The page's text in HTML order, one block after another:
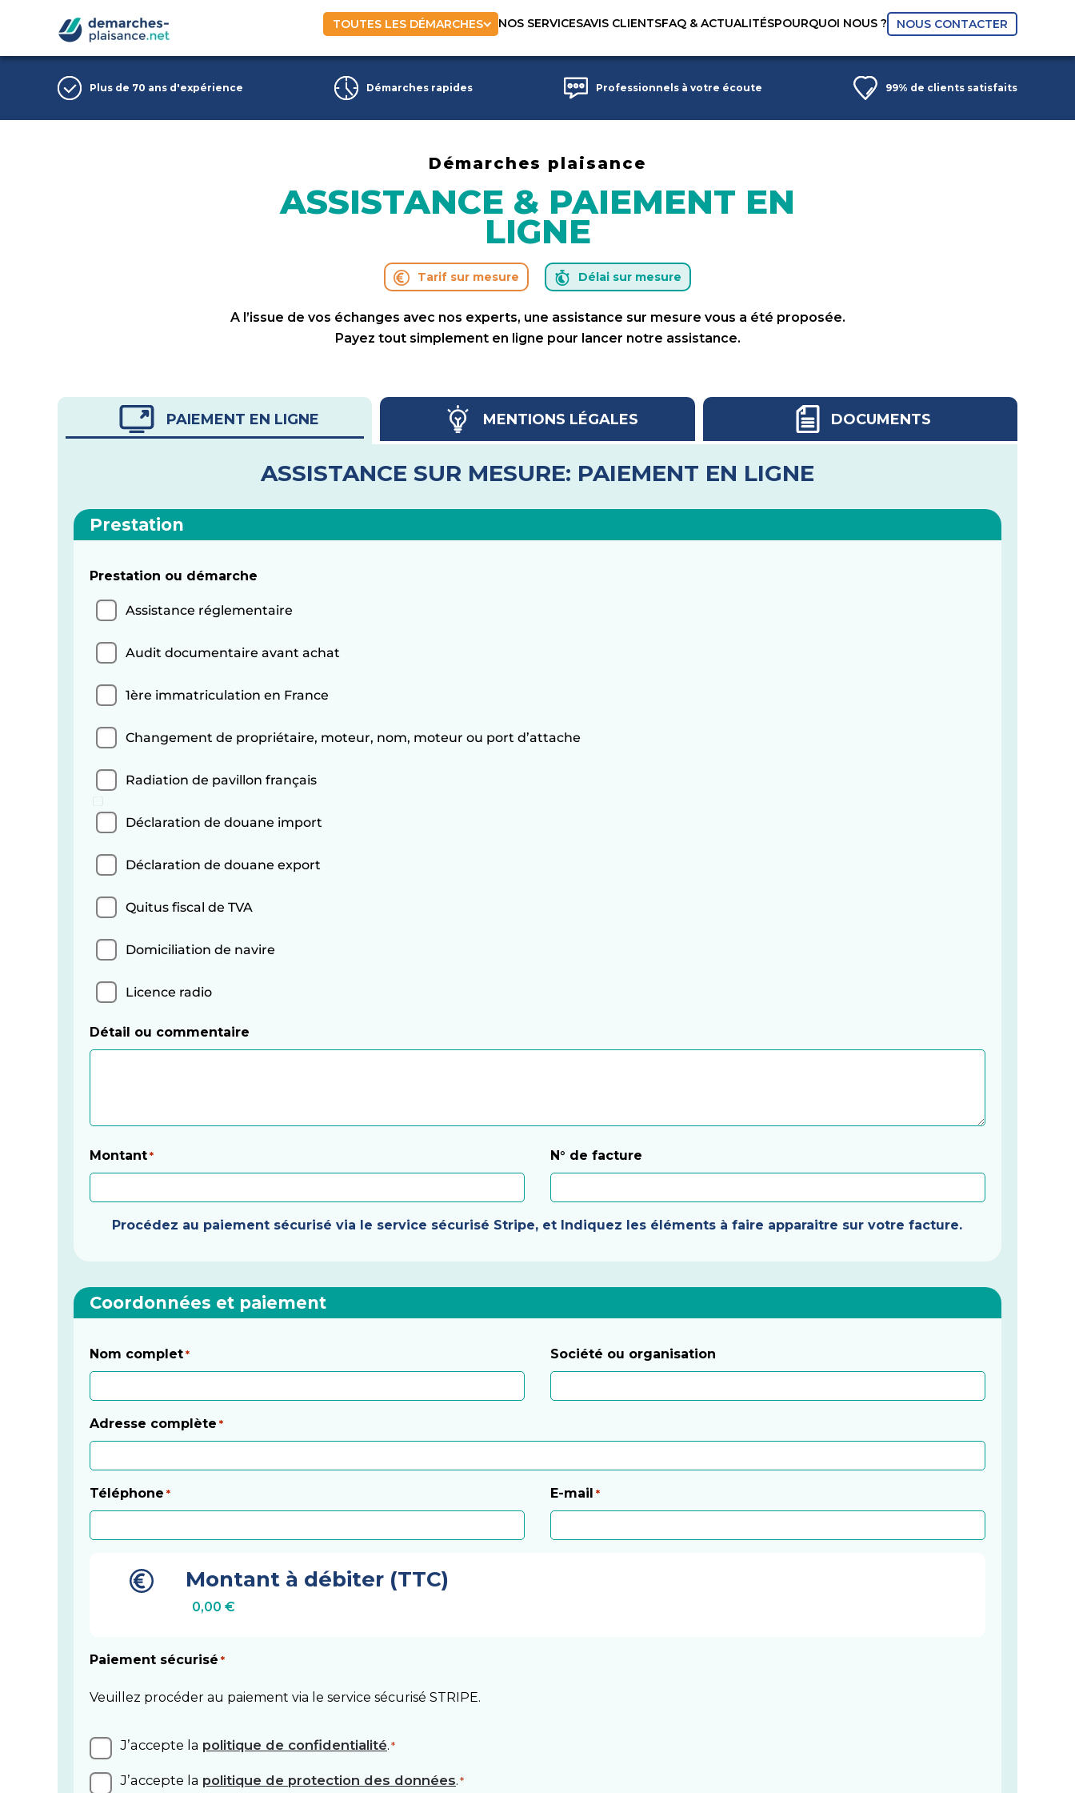
Passer au contenu principal
TOUTES LES DÉMARCHES NOS SERVICESAVIS CLIENTSFAQ & ACTUALITÉSPOURQUOI NOUS ? NOUS CONTACTER
Plus de 70 ans d'expérience Démarches rapides Professionnels à votre écoute 99% de clients satisfaits
Démarches plaisance
ASSISTANCE & PAIEMENT EN
LIGNE
Tarif sur mesure Délai sur mesure
A l’issue de vos échanges avec nos experts, une assistance sur mesure vous a été proposée.
Payez tout simplement en ligne pour lancer notre assistance.
PAIEMENT EN LIGNE MENTIONS LÉGALES DOCUMENTS
ASSISTANCE SUR MESURE: PAIEMENT EN LIGNE
Prestation
Prestation ou démarche
Assistance réglementaire
Audit documentaire avant achat
1ère immatriculation en France
Changement de propriétaire, moteur, nom, moteur ou port d’attache
Radiation de pavillon français
Déclaration de douane import
Déclaration de douane export
Quitus fiscal de TVA
Domiciliation de navire
Licence radio
Détail ou commentaire
Montant * N° de facture
Procédez au paiement sécurisé via le service sécurisé Stripe, et Indiquez les éléments à faire apparaitre sur votre facture.
Coordonnées et paiement
Nom complet * Société ou organisation
Adresse complète *
Téléphone * E-mail *
Montant à débiter (TTC)
Paiement sécurisé *
Veuillez procéder au paiement via le service sécurisé STRIPE.
CGV J’accepte la politique de confidentialité.*
Protection
J’accepte la politique de protection des données.*